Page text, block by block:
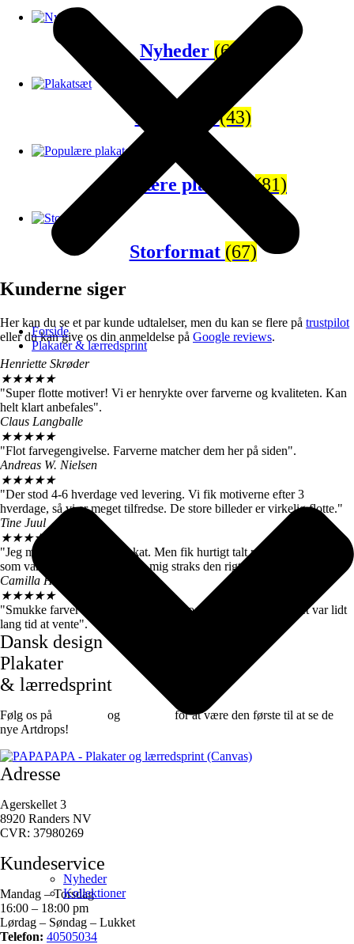
Forside
Plakater & lærredsprint
Nyheder
Kollektioner
Nyheder (65)
Plakatsæt(43)
Populære plakater(81)
Storformat (67)
Kunderne siger
Her kan du se et par kunde udtalelser, men du kan se flere på trustpilot
eller du kan give os din anmeldelse på Google reviews.
Henriette Skrøder
★★★★★
"Super flotte motiver! Vi er henrykte over farverne og kvaliteten. Kan
helt klart anbefales".
Claus Langballe
★★★★★
"Flot farvegengivelse. Farverne matcher dem her på siden".
Andreas W. Nielsen
★★★★★
"Der stod 4-6 hverdage ved levering. Vi fik motiverne efter 3
hverdage, så vi er meget tilfredse. De store billeder er virkelig flotte."
Tine Juul
★★★★
"Jeg modtog en forkert plakat. Men fik hurtigt talt med kundeservice
som var super søde og sendte mig straks den rigtige".
Camilla Høj
★★★★★
"Smukke farver og motiver, de kom dog først efter 7 dage, det var lidt
lang tid at vente".
Dansk design
Plakater
& lærredsprint
Følg os på og
for at være den første til at se de
nye Artdrops!
Adresse
Agerskellet 3
8920 Randers NV
CVR: 37980269
Kundeservice
Mandag – Torsdag
16:00 – 18:00 pm
Lørdag – Søndag – Lukket
Telefon: 40505034